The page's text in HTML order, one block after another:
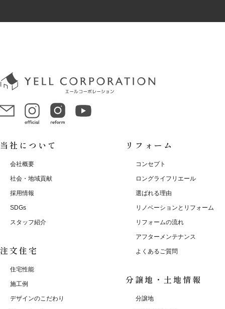
当社について
会社概要
社会・地域貢献
採用情報
SDGs
スタッフ紹介
注文住宅
住宅性能
施工例
デザインのこだわり
リフォーム
コンセプト
ロングライフリエール
選ばれる理由
リノベーションとリフォーム
リフォームの流れ
アフターメンテナンス
よくあるご質問
分譲地・土地情報
分譲地